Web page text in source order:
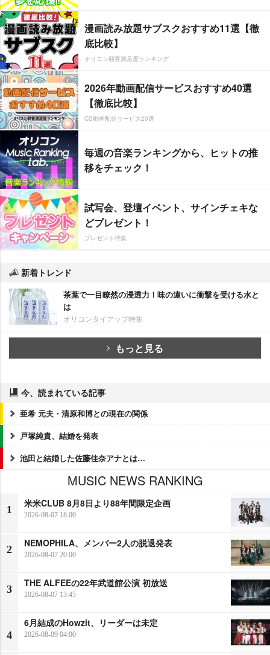
漫画読み放題サブスクおすすめ11選【徹
底比較】
オリコン顧客満足度ランキング
2026年動画配信サービスおすすめ40選
【徹底比較】
CS動画配信サービス20選
毎週の音楽ランキングから、ヒットの推
移をチェック！
試写会、登壇イベント、サインチェキな
どプレゼント！
プレゼント特集
新着トレンド
茶葉で一目瞭然の浸透力！味の違いに衝撃を受ける水と
は
オリコンタイアップ特集
もっと見る
今、読まれている記事
亜希 元夫・清原和博との現在の関係
戸塚純貴、結婚を発表
池田と結婚した佐藤佳奈アナとは…
MUSIC NEWS RANKING
1
米米CLUB 8月8日より88年間限定企画
2026-08-07 18:00
2
NEMOPHILA、メンバー2人の脱退発表
2026-08-07 20:00
3
THE ALFEEの22年武道館公演 初放送
2026-08-07 13:45
4
6月結成のHowzit、リーダーは未定
2026-08-09 04:00